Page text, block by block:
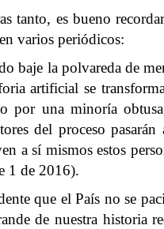
tanto, es bueno
varios periódicos:
baje la polvareda de
artificial se
por una minoría
del proceso
a sí mismos estos
1 de 2016).
que el País no se
de nuestra historia